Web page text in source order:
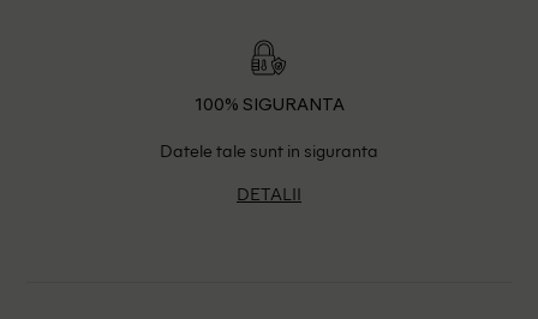
100% SIGURANTA
Datele tale sunt in siguranta
DETALII